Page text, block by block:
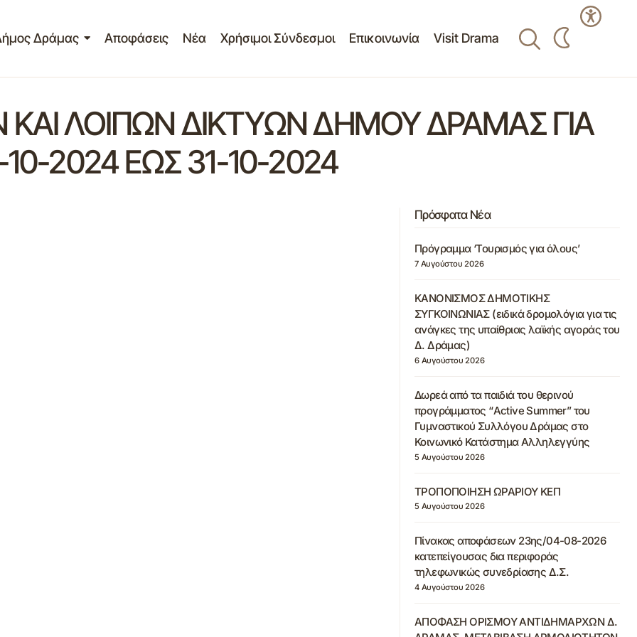
Δράμας Αποφάσεις Νέα Χρήσιμοι Σύνδεσμοι Επικοινωνία Visit Drama
ΛΟΙΠΩΝ ΔΙΚΤΥΩΝ ΔΗΜΟΥ ΔΡΑΜΑΣ ΓΙΑ
2024 ΕΩΣ 31-10-2024
Πρόσφατα Νέα
Πρόγραμμα ‘Τουρισμός για όλους’
7 Αυγούστου 2026
ΚΑΝΟΝΙΣΜΟΣ ΔΗΜΟΤΙΚΗΣ
ΣΥΓΚΟΙΝΩΝΙΑΣ (ειδικά δρομολόγια για τις
ανάγκες της υπαίθριας λαϊκής αγοράς του
Δ. Δράμας)
6 Αυγούστου 2026
Δωρεά από τα παιδιά του θερινού
προγράμματος “Active Summer” του
Γυμναστικού Συλλόγου Δράμας στο
Κοινωνικό Κατάστημα Αλληλεγγύης
5 Αυγούστου 2026
ΤΡΟΠΟΠΟΙΗΣΗ ΩΡΑΡΙΟΥ ΚΕΠ
5 Αυγούστου 2026
Πίνακας αποφάσεων 23ης/04-08-2026
κατεπείγουσας δια περιφοράς
τηλεφωνικώς συνεδρίασης Δ.Σ.
4 Αυγούστου 2026
ΑΠΟΦΑΣΗ ΟΡΙΣΜΟΥ ΑΝΤΙΔΗΜΑΡΧΩΝ Δ.